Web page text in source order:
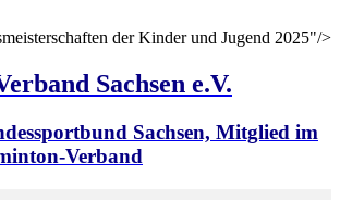
der Kinder und Jugend 2025"/>
Sachsen e.V.
Sachsen, Mitglied im
Verband